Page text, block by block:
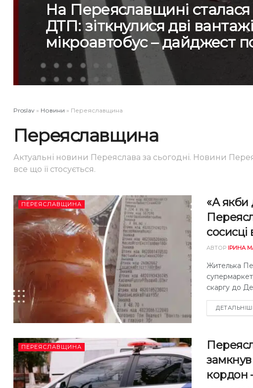
На Переяславщині сталася
ДТП: зіткнулися дві
мікроавтобус – дайджест
Proslav » Новини » Переяславщина
Переяславщина
Актуальні новини Переяслава за сьогодні. Новини
все що її стосується.
ПЕРЕЯСЛАВЩИНА
«А якби
сосисці
АВТОР ІРИНА
Жителька
скаргу до
ПЕРЕЯСЛАВЩИНА
замкнув
кордон